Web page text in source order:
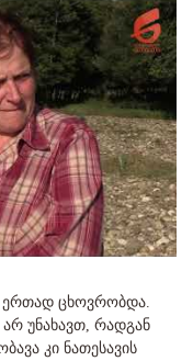
ცხოვრობდა.
უნახავთ, რადგან
კი ნათესავის